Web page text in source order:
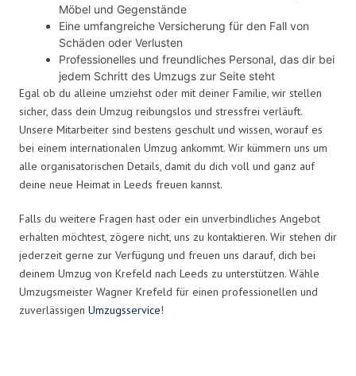
Möbel und Gegenstände
Eine umfangreiche Versicherung für den Fall von
Schäden oder Verlusten
Professionelles und freundliches Personal, das dir bei
jedem Schritt des Umzugs zur Seite steht
Egal ob du alleine umziehst oder mit deiner Familie, wir stellen
sicher, dass dein Umzug reibungslos und stressfrei verläuft.
Unsere Mitarbeiter sind bestens geschult und wissen, worauf es
bei einem internationalen Umzug ankommt. Wir kümmern uns um
alle organisatorischen Details, damit du dich voll und ganz auf
deine neue Heimat in Leeds freuen kannst.
Falls du weitere Fragen hast oder ein unverbindliches Angebot
erhalten möchtest, zögere nicht, uns zu kontaktieren. Wir stehen dir
jederzeit gerne zur Verfügung und freuen uns darauf, dich bei
deinem Umzug von Krefeld nach Leeds zu unterstützen. Wähle
Umzugsmeister Wagner Krefeld für einen professionellen und
zuverlässigen Umzugsservice!